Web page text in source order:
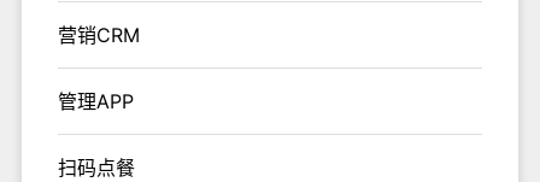
营销CRM
管理APP
扫码点餐